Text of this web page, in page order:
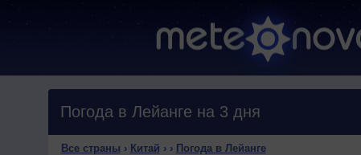
Погода в Лейанге на 3 дня
Все страны › Китай › › Погода в Лейанге